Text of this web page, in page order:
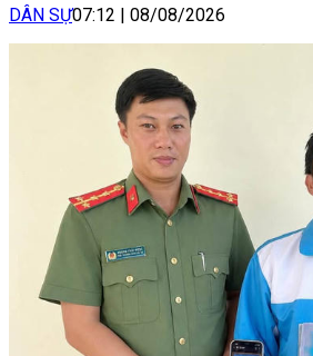
DÂN SỰ07:12 08/08/2026